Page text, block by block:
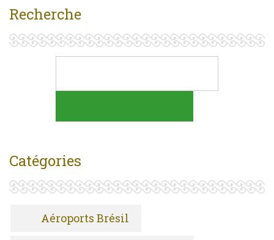
Recherche
Catégories
Aéroports Brésil